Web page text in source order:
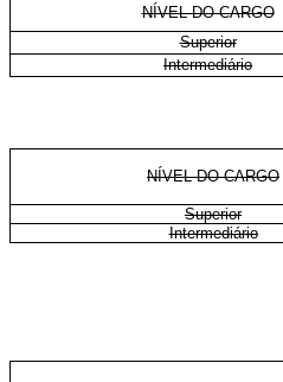
NÍVEL DO CARGO
Superior
Intermediário
NÍVEL DO CARGO
Superior
Intermediário